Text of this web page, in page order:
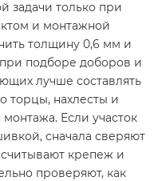
задачи только при
и монтажной
толщину 0,6 мм и
подборе доборов и
лучше составлять
торцы, нахлесты и
Если участок
сначала сверяют
крепеж и
проверяют, как